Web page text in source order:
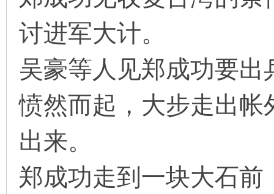
讨进军大计。
吴豪等人见郑成功要
愤然而起，大步走出
出来。
郑成功走到一块大石前